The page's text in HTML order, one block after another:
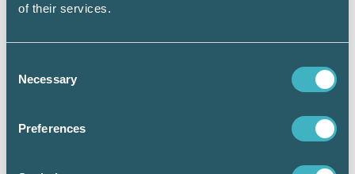
of their services.
Selection
Necessary
Preferences
Kriminaliserar ekobrottsmyndigheten
årsredovisningslagen?
Ekobrottsmyndigheten har nu lämnat in en
stämningsansökan. De menar att
bokföringsskyldigheten genom att ”felaktigt
bokföra” ”fakturor som kreditförluster”.